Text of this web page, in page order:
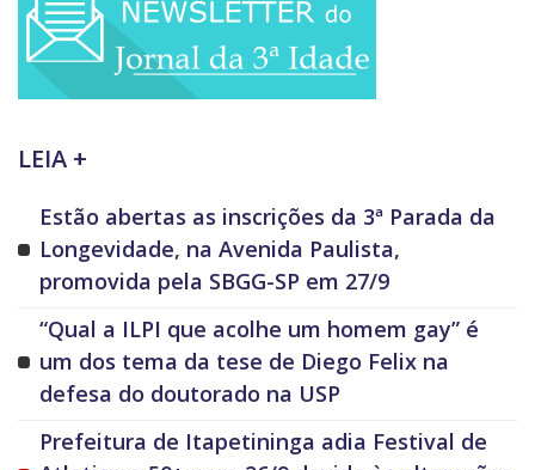
LEIA +
Estão abertas as inscrições da 3ª Parada da
Longevidade, na Avenida Paulista,
promovida pela SBGG-SP em 27/9
“Qual a ILPI que acolhe um homem gay” é
um dos tema da tese de Diego Felix na
defesa do doutorado na USP
Prefeitura de Itapetininga adia Festival de